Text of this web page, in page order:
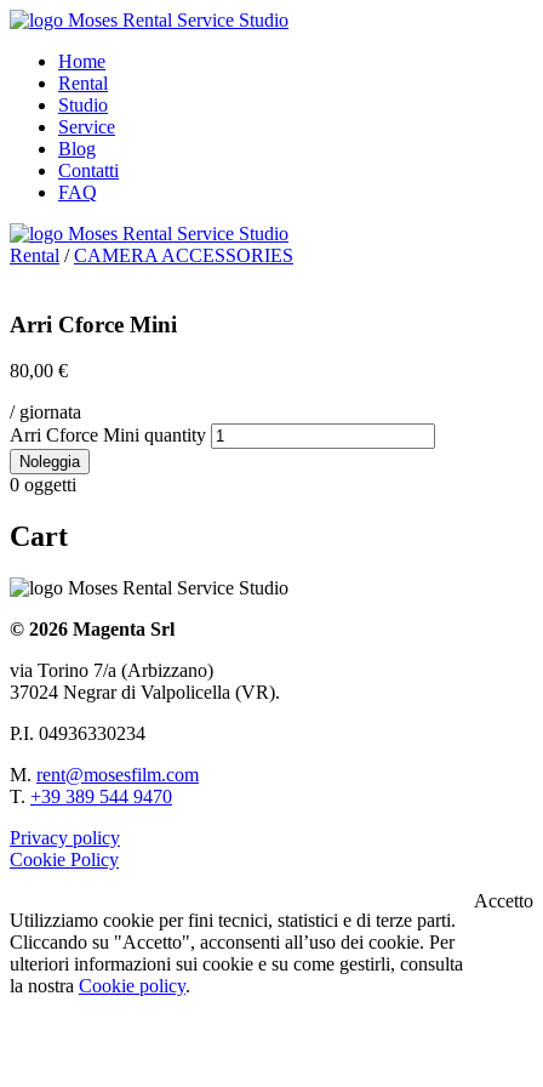
Home
Rental
Studio
Service
Blog
Contatti
FAQ
Rental /CAMERA ACCESSORIES
Arri Cforce Mini
80,00 €
/ giornata
Arri Cforce Mini quantity
Noleggia
0 oggetti
Cart
© 2026 Magenta Srl
via Torino 7/a (Arbizzano)
37024 Negrar di Valpolicella (VR).
P.I. 04936330234
M. rent@mosesfilm.com
T. +39 389 544 9470
Privacy policy
Cookie Policy
Utilizziamo cookie per fini tecnici, statistici e di terze parti.
Cliccando su "Accetto", acconsenti all’uso dei cookie. Per
ulteriori informazioni sui cookie e su come gestirli, consulta
la nostra Cookie policy.
Accetto